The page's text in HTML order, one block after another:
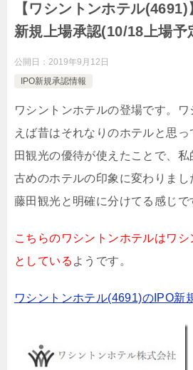
【ワシントンホテル
新規上場承認(10/18上場予
公開日： 2019年9月12日
IPO新規承認情報
ワシントンホテルの登場です。
えば昔はそれなりのホテルと思
田観光の優待が使えたことで、
古めのホテルの印象に変わりま
藤田観光と明確に分けてる感じで
こちらのワシントンホテルはワ
としている ようです。
ワシントンホテル(4691)のIPO新